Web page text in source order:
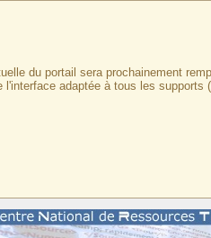
du portail sera prochainement
l'interface adaptée à tous les